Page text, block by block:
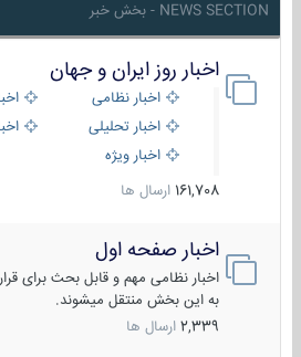
NEWS SECTION - بخش خبر
اخبار روز ایران و جهان
اخبار نظامی
اخبار تحلیلی
اخبار ویژه
161,708 ارسال ها
اخبار صفحه اول
اخبار نظامی مهم و قابل بحث برای قرار
به این بخش منتقل میشوند.
2,339 ارسال ها